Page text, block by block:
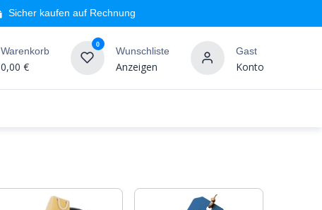
Sicher kaufen auf Rechnung
Warenkorb
0,00 €
0
Wunschliste
Anzeigen
Gast
Konto